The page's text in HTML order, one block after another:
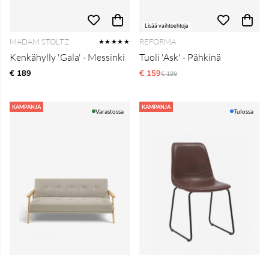
MADAM STOLTZ ★★★★★
Kenkähylly 'Gala' - Messinki
€ 189
Lisää vaihtoehtoja
REFORMA
Tuoli 'Ask' - Pähkinä
€ 159Normaali hinta
€ 199
KAMPANJA
Varastossa
KAMPANJA
Tulossa